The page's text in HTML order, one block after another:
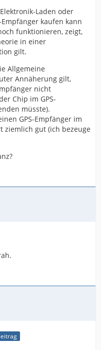
Laden oder
kaufen kann
funktionieren, zeigt,
in einer
gilt.
Allgemeine
Annäherung gilt,
nicht
Chip im GPS-
müsste).
GPS-Empfänger im
ziemlich gut (ich bezeuge